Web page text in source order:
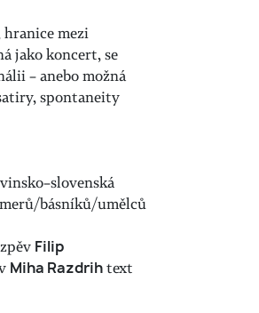
hranice mezi
jako koncert, se
– anebo možná
spontaneity
básníků/umělců
Filip
Miha Razdrihtext